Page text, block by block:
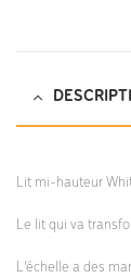
Lit mi-hauteur
Le lit qui va
L’échelle a des